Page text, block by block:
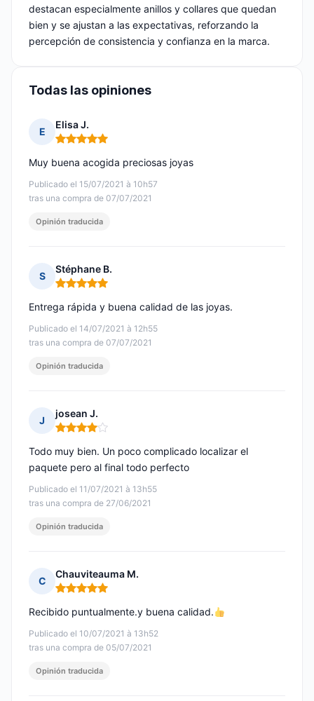
destacan especialmente anillos y collares que quedan
bien y se ajustan a las expectativas, reforzando la
percepción de consistencia y confianza en la marca.
Todas las opiniones
E
Elisa J.
Nota: 5 de 5
Publicado el 15/07/2021 à 10h57
tras una compra de 07/07/2021
Muy buena acogida preciosas joyas
Opinión traducida
S
Stéphane B.
Nota: 5 de 5
Publicado el 14/07/2021 à 12h55
tras una compra de 07/07/2021
Entrega rápida y buena calidad de las joyas.
Opinión traducida
J
josean J.
Nota: 4 de 5
Publicado el 11/07/2021 à 13h55
tras una compra de 27/06/2021
Todo muy bien. Un poco complicado localizar el
paquete pero al final todo perfecto
Opinión traducida
C
Chauviteauma M.
Nota: 5 de 5
Publicado el 10/07/2021 à 13h52
tras una compra de 05/07/2021
Recibido puntualmente.y buena calidad.
Opinión traducida